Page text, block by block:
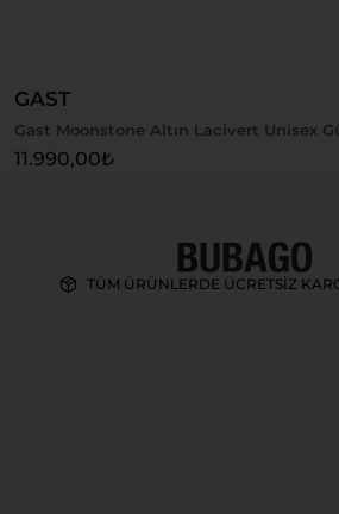
GAST
Gast Moonstone Altın Lacivert Unisex
11.990,00₺
TÜM ÜRÜNLERDE ÜCRETSİZ